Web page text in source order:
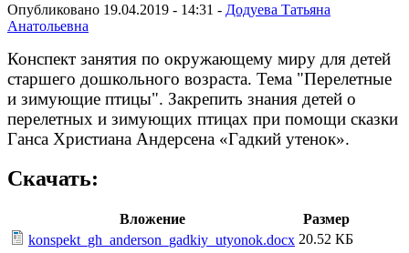
Опубликовано 19.04.2019 - 14:31 - Додуева Татьяна
Анатольевна
Конспект занятия по окружающему миру для детей
старшего дошкольного возраста. Тема "Перелетные
и зимующие птицы". Закрепить знания детей о
перелетных и зимующих птицах при помощи сказки
Ганса Христиана Андерсена «Гадкий утенок».
Скачать:
Вложение
Размер
konspekt_gh_anderson_gadkiy_utyonok.docx 20.52 КБ